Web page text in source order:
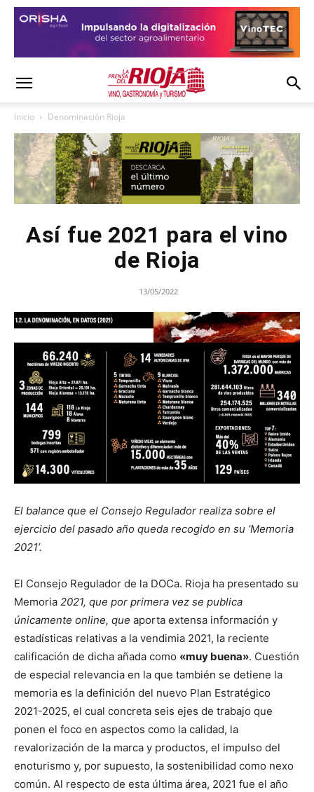
Inicio Denominación Rioja
Así fue 2021 para el vino
de Rioja
13/05/2022
El balance que el Consejo Regulador realiza sobre el
ejercicio del pasado año queda recogido en su ‘Memoria
2021’.
El Consejo Regulador de la DOCa. Rioja ha presentado su
Memoria 2021, que por primera vez se publica
únicamente online, que aporta extensa información y
estadísticas relativas a la vendimia 2021, la reciente
calificación de dicha añada como «muy buena». Cuestión
de especial relevancia en la que también se detiene la
memoria es la definición del nuevo Plan Estratégico
2021-2025, el cual concreta seis ejes de trabajo que
ponen el foco en aspectos como la calidad, la
revalorización de la marca y productos, el impulso del
enoturismo y, por supuesto, la sostenibilidad como nexo
común. Al respecto de esta última área, 2021 fue el año